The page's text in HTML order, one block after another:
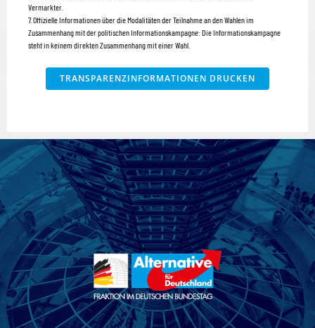
Vermarkter.
7. Offizielle Informationen über die Modalitäten der Teilnahmean den Wahlen im
Zusammenhang mit der politischen Informationskampagne: Die Informationskampagne
steht in keinem direkten Zusammenhang mit einer Wahl.
TRANSPARENZINFORMATIONEN DRUCKEN